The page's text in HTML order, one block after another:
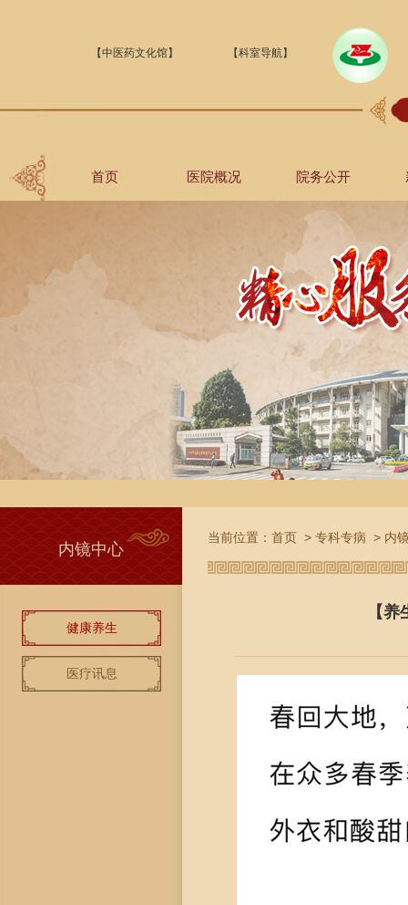
【中医药文化馆】 【科室导航】
首页 医院概况 院务公开
内镜中心
健康养生
医疗讯息
当前位置： 首页 > 专科专病 > 内
【